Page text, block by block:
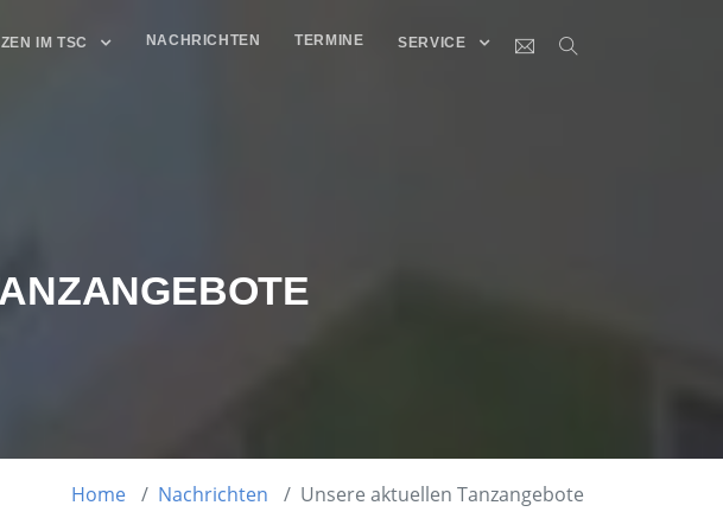
IM TSC NACHRICHTEN TERMINE SERVICE
Home Nachrichten Unsere aktuellen Tanzangebote